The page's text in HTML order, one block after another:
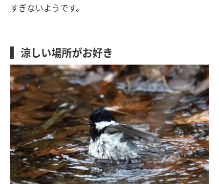
すぎないようです。
涼しい場所がお好き